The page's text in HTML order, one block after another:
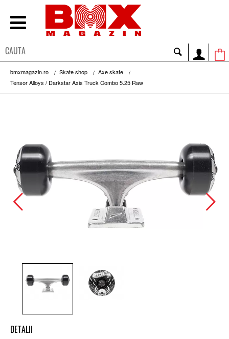
bmxmagazin.ro Skate shop
Axe skate
Tensor Alloys / Darkstar Axis Truck Combo 5.25 Raw
DETALII